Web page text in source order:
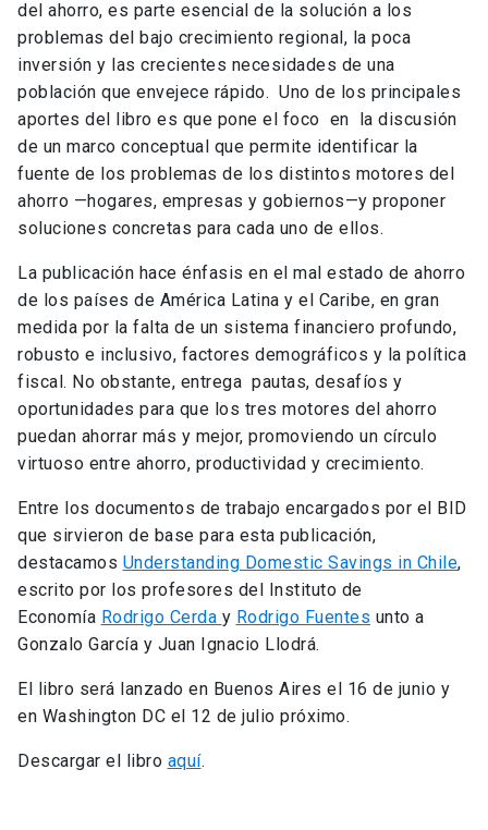
del ahorro, es parte esencial de la solución a los
problemas del bajo crecimiento regional, la poca
inversión y las crecientes necesidades de una
población que envejece rápido. Uno de los principales
aportes del libro es que pone el foco en la discusión
de un marco conceptual que permite identificar la
fuente de los problemas de los distintos motores del
ahorro —hogares, empresas y gobiernos—y proponer
soluciones concretas para cada uno de ellos.
La publicación hace énfasis en el mal estado de ahorro
de los países de América Latina y el Caribe, en gran
medida por la falta de un sistema financiero profundo,
robusto e inclusivo, factores demográficos y la política
fiscal. No obstante, entrega pautas, desafíos y
oportunidades para que los tres motores del ahorro
puedan ahorrar más y mejor, promoviendo un círculo
virtuoso entre ahorro, productividad y crecimiento.
Entre los documentos de trabajo encargados por el BID
que sirvieron de base para esta publicación,
destacamos Understanding Domestic Savings in Chile,
escrito por los profesores del Instituto de
Economía Rodrigo Cerda y Rodrigo Fuentes unto a
Gonzalo García y Juan Ignacio Llodrá.
El libro será lanzado en Buenos Aires el 16 de junio y
en Washington DC el 12 de julio próximo.
Descargar el libro aquí.